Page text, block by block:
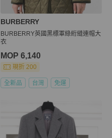
BURBERRY
BURBERRY英國黑標軍綠絎縫連帽大
衣
MOP 6,140
現折 200
全新品 台灣 免運